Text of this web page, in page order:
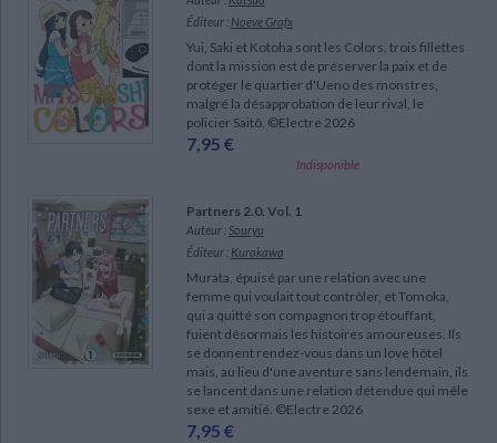
Bibliothèque de la Pléiade
Classiques scolaires Littérature ancienne et médiévale
Littérature de voyage Audio - Livres lus
Littérature en version originale
Ecologie - Environnement
Histoire de France Biographies historiques
Histoire - Généralités Histoire des pays
Histoire ancienne Géographie
Danse
Éditeur : Noeve Grafx
Yui, Saki et Kotoha sont les Colors, trois fillettes
dont la mission est de préserver la paix et de
protéger le quartier d'Ueno des monstres,
malgré la désapprobation de leur rival, le
policier Saitô. ©Electre 2026
7,95 €
Indisponible
Partners 2.0. Vol. 1
Auteur : Souryu
Éditeur : Kurokawa
Murata, épuisé par une relation avec une
femme qui voulait tout contrôler, et Tomoka,
qui a quitté son compagnon trop étouffant,
fuient désormais les histoires amoureuses. Ils
se donnent rendez-vous dans un love hôtel
mais, au lieu d'une aventure sans lendemain, ils
se lancent dans une relation détendue qui mêle
sexe et amitié. ©Electre 2026
7,95 €